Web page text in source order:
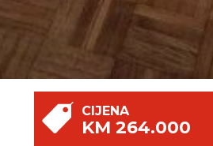
CIJENA
KM 264.000